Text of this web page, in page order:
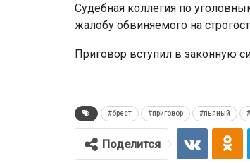
Судебная коллегия по
жалобу обвиняемого на
Приговор вступил в законную
#брест #приговор #пьяный
Поделится